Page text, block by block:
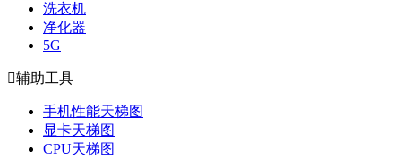
洗衣机
净化器
5G
辅助工具
手机性能天梯图
显卡天梯图
CPU天梯图